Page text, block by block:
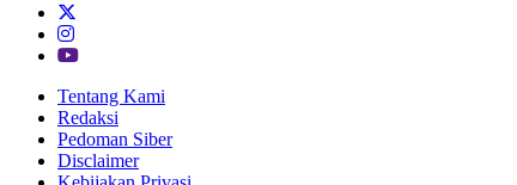
Tentang Kami
Redaksi
Pedoman Siber
Disclaimer